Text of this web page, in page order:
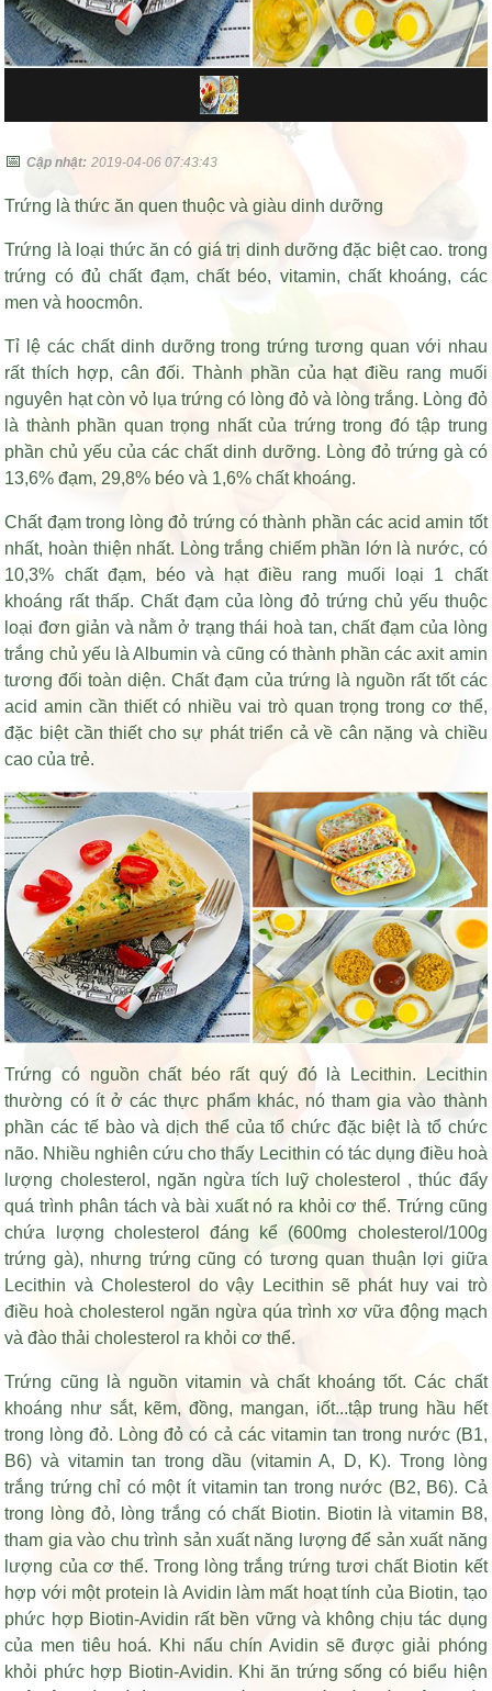
📅Cập nhật: 2019-04-06 07:43:43
Trứng là thức ăn quen thuộc và giàu dinh dưỡng
Trứng là loại thức ăn có giá trị dinh dưỡng đặc biệt cao. trong
trứng có đủ chất đạm, chất béo, vitamin, chất khoáng, các
men và hoocmôn.
Tỉ lệ các chất dinh dưỡng trong trứng tương quan với nhau
rất thích hợp, cân đối. Thành phần của hạt điều rang muối
nguyên hạt còn vỏ lụa trứng có lòng đỏ và lòng trắng. Lòng đỏ
là thành phần quan trọng nhất của trứng trong đó tập trung
phần chủ yếu của các chất dinh dưỡng. Lòng đỏ trứng gà có
13,6% đạm, 29,8% béo và 1,6% chất khoáng.
Chất đạm trong lòng đỏ trứng có thành phần các acid amin tốt
nhất, hoàn thiện nhất. Lòng trắng chiếm phần lớn là nước, có
10,3% chất đạm, béo và
hạt điều rang muối loại 1 chất
khoáng rất thấp. Chất đạm của lòng đỏ trứng chủ yếu thuộc
loại đơn giản và nằm ở trạng thái hoà tan, chất đạm của lòng
trắng chủ yếu là Albumin và cũng có thành phần các axit amin
tương đối toàn diện. Chất đạm của trứng là nguồn rất tốt các
acid amin cần thiết có nhiều vai trò quan trọng trong cơ thể,
đặc biệt cần thiết cho sự phát triển cả về cân nặng và chiều
cao của trẻ.
Trứng có nguồn chất béo rất quý đó là Lecithin. Lecithin
thường có ít ở các thực phẩm khác, nó tham gia vào thành
phần các tế bào và dịch thể của tổ chức đặc biệt là tổ chức
não. Nhiều nghiên cứu cho thấy Lecithin có tác dụng điều hoà
lượng cholesterol, ngăn ngừa tích luỹ cholesterol , thúc đẩy
quá trình phân tách và bài xuất nó ra khỏi cơ thể. Trứng cũng
chứa lượng cholesterol đáng kể (600mg cholesterol/100g
trứng gà), nhưng trứng cũng có tương quan thuận lợi giữa
Lecithin và Cholesterol do vậy Lecithin sẽ phát huy vai trò
điều hoà cholesterol ngăn ngừa qúa trình xơ vữa động mạch
và đào thải cholesterol ra khỏi cơ thể.
Trứng cũng là nguồn vitamin và chất khoáng tốt. Các chất
khoáng như sắt, kẽm, đồng, mangan, iốt...tập trung hầu hết
trong lòng đỏ. Lòng đỏ có cả các vitamin tan trong nước (B1,
B6) và vitamin tan trong dầu (vitamin A, D, K). Trong lòng
trắng trứng chỉ có một ít vitamin tan trong nước (B2, B6). Cả
trong lòng đỏ, lòng trắng có chất Biotin. Biotin là vitamin B8,
tham gia vào chu trình sản xuất năng lượng để sản xuất năng
lượng của cơ thể. Trong lòng trắng trứng tươi chất Biotin kết
hợp với một protein là Avidin làm mất hoạt tính của Biotin, tạo
phức hợp Biotin-Avidin rất bền vững và không chịu tác dụng
của men tiêu hoá. Khi nấu chín Avidin sẽ được giải phóng
khỏi phức hợp Biotin-Avidin. Khi ăn trứng sống có biểu hiện